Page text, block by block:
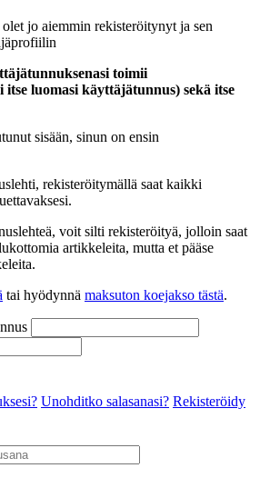
jo aiemmin rekisteröitynyt ja sen
toimii
itse luomasi käyttäjätunnus) sekä itse
sisään, sinun on ensin
rekisteröitymällä saat kaikki
voit silti rekisteröityä, jolloin saat
artikkeleita, mutta et pääse
tai hyödynnä maksuton koejakso tästä.
Unohditko salasanasi? Rekisteröidy